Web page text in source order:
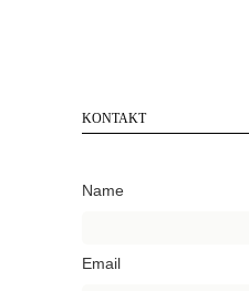
KONTAKT
Name
Email